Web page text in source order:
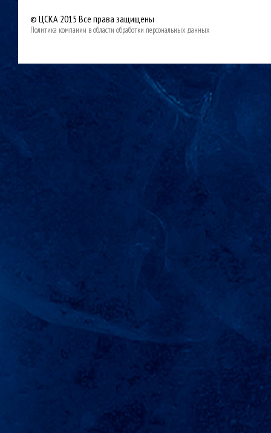
© ЦСКА 2015 Все права защищены
Политика компании в области обработки персональных данных